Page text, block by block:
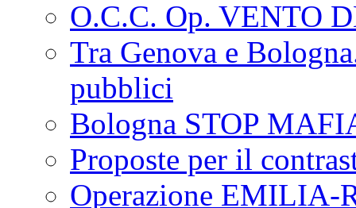
O.C.C. Op. VENTO
Tra Genova e
pubblici
Bologna STOP
Proposte per il
Operazione EMILIA-